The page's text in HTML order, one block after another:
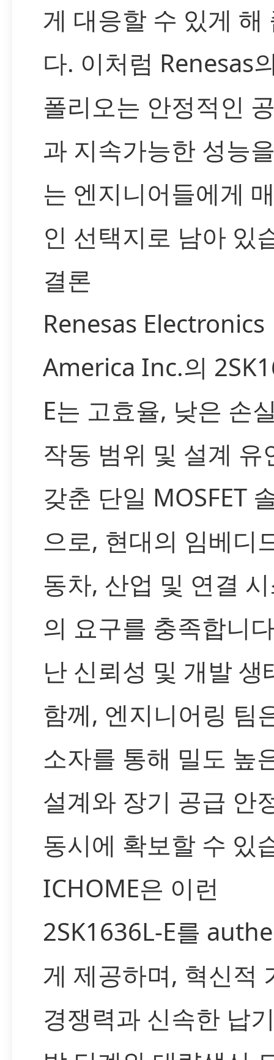
게 대응할 수 있게 해
다. 이처럼 Renesas
폴리오는 안정적인
과 지속가능한 성능
는 엔지니어들에게
인 선택지로 남아 있
결론
Renesas Electronics
America Inc.의
E는 고효율, 낮은 손
작동 범위 및 설계 유
갖춘 단일 MOSFET
으로, 현대의 임베디
동차, 산업 및 연결
의 요구를 충족합니
난 신뢰성 및 개발 생
함께, 엔지니어링 팀
소자를 통해 밀도 높
설계와 장기 공급 안
동시에 확보할 수 있
ICHOME은 이런
2SK1636L-E를
게 제공하며, 혁신적
경쟁력과 신속한 납